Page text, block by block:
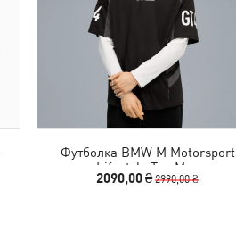
Футболка BMW M Motorsport
Lifestyle Tee Men
2090,00 ₴2990,00 ₴